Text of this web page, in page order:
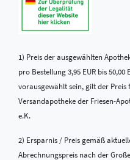
1) Preis der ausgewählten
pro Bestellung 3,95 EUR bis
vorausgewählt sein, gilt der
Versandapotheke der Friesen-
e.K.
2) Ersparnis / Preis gemäß
Abrechnungspreis nach der